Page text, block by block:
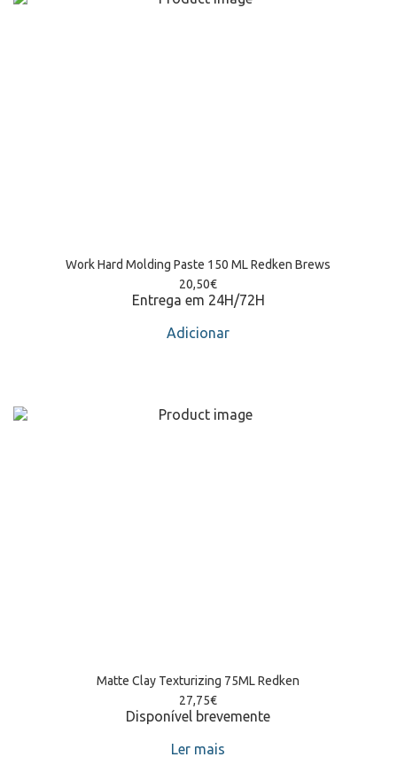
Work Hard Molding Paste 150 ML Redken Brews
20,50€
Entrega em 24H/72H
Adicionar
Matte Clay Texturizing 75ML Redken
27,75€
Disponível brevemente
Ler mais